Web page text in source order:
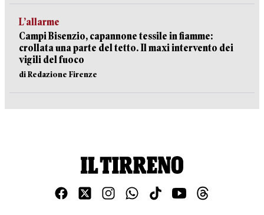
L’allarme
Campi Bisenzio, capannone tessile in fiamme:
crollata una parte del tetto. Il maxi intervento dei
vigili del fuoco
di Redazione Firenze